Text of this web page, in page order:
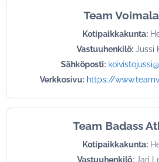
Team
Kotipaikkakunta:
Vastuuhenkilö:Jussi
Sähköposti:
Verkkosivu: https://
Team Badass
Kotipaikkakunta:
Vastuuhenkilö:Jari